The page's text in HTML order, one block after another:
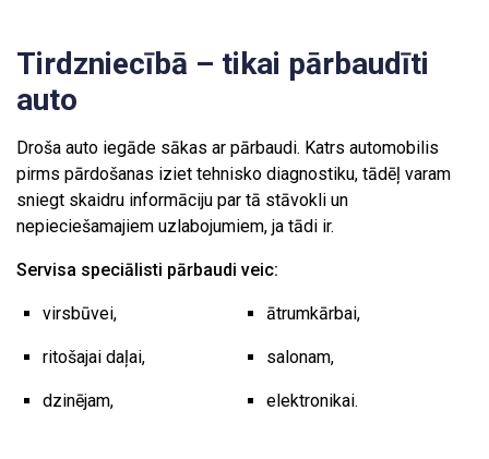
Tirdzniecībā – tikai pārbaudīti
auto
Droša auto iegāde sākas ar pārbaudi. Katrs automobilis
pirms pārdošanas iziet tehnisko diagnostiku, tādēļ varam
sniegt skaidru informāciju par tā stāvokli un
nepieciešamajiem uzlabojumiem, ja tādi ir.
Servisa speciālisti pārbaudi veic:
virsbūvei,
ritošajai daļai,
dzinējam,
ātrumkārbai,
salonam,
elektronikai.